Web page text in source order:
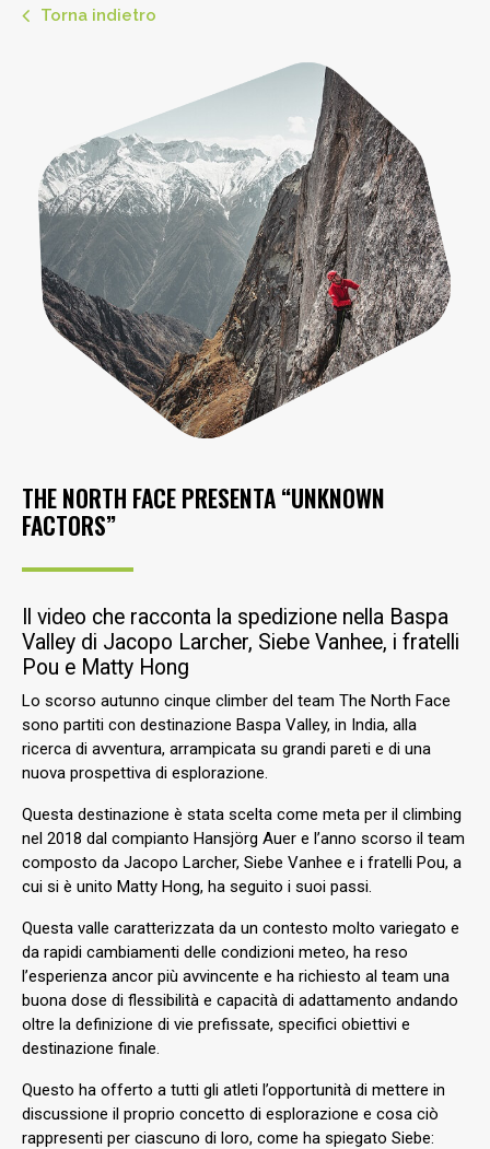
Torna indietro
THE NORTH FACE PRESENTA “UNKNOWN
FACTORS”
Il video che racconta la spedizione nella Baspa
Valley di Jacopo Larcher, Siebe Vanhee, i fratelli
Pou e Matty Hong
Lo scorso autunno cinque climber del team The North Face
sono partiti con destinazione Baspa Valley, in India, alla
ricerca di avventura, arrampicata su grandi pareti e di una
nuova prospettiva di esplorazione.
Questa destinazione è stata scelta come meta per il climbing
nel 2018 dal compianto Hansjörg Auer e l’anno scorso il team
composto da Jacopo Larcher, Siebe Vanhee e i fratelli Pou, a
cui si è unito Matty Hong, ha seguito i suoi passi.
Questa valle caratterizzata da un contesto molto variegato e
da rapidi cambiamenti delle condizioni meteo, ha reso
l’esperienza ancor più avvincente e ha richiesto al team una
buona dose di flessibilità e capacità di adattamento andando
oltre la definizione di vie prefissate, specifici obiettivi e
destinazione finale.
Questo ha offerto a tutti gli atleti l’opportunità di mettere in
discussione il proprio concetto di esplorazione e cosa ciò
rappresenti per ciascuno di loro, come ha spiegato Siebe: